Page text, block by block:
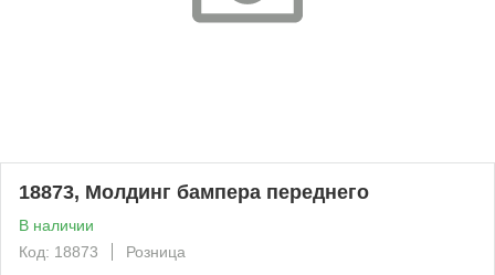
18873, Молдинг бампера переднего
В наличии
Код: 18873
Розница